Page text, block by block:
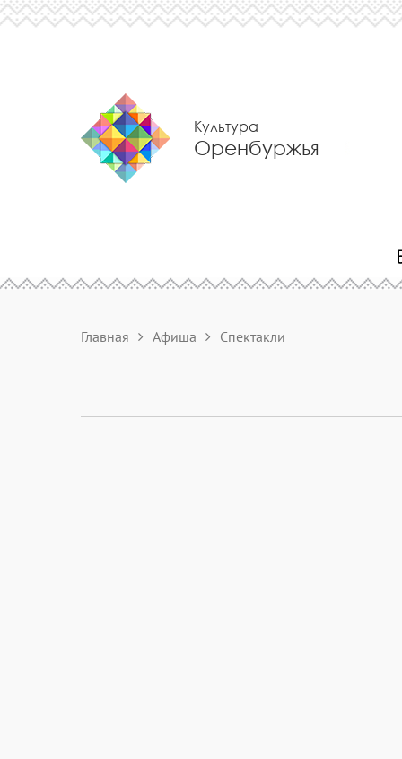
Культура
Оренбуржья
Главная Афиша Спектакли